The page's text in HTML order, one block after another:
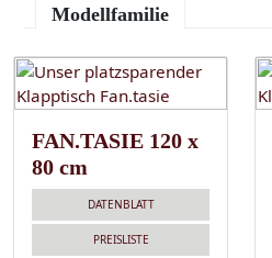
Modellfamilie
FAN.TASIE 120 x
80 cm
DATENBLATT
PREISLISTE